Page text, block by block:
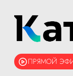
ПРЯМОЙ